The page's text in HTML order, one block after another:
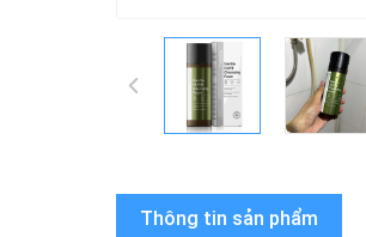
Thông tin sản phẩm